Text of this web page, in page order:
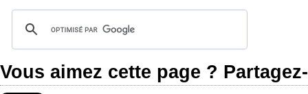
Vous aimez cette page ?